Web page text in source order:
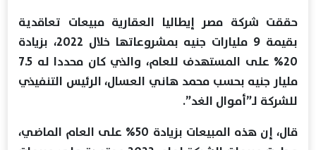
حققت شركة مصر إيطاليا العقارية مبيعات تعاقدية
بقيمة 9 مليارات جنيه بمشروعاتها خلال 2022، بزيادة
20% على المستهدف للعام، والذي كان محددا له 7.5
مليار جنيه بحسب محمد هاني العسال، الرئيس التنفيذي
للشركة لـ”أموال الغد”.
قال، إن هذه المبيعات بزيادة 50% على العام الماضي،